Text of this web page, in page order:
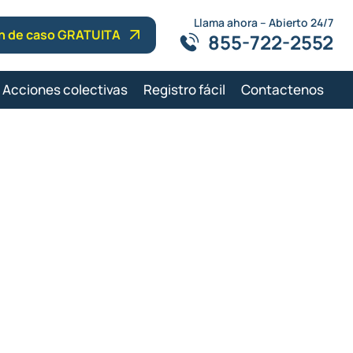
de caso GRATUITA
Llama ahora – Abierto 24/7
855-722-2552
Acciones colectivas Registro fácil Contactenos